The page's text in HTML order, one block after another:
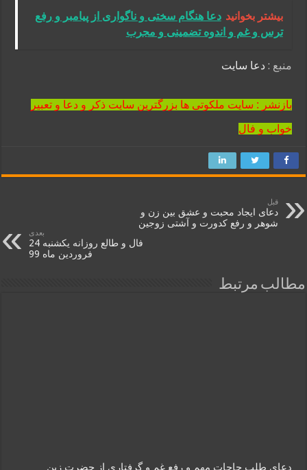
بیشتر بخوانید دعا هنگام سختی و ناگواری از پیامبر و رفع
ترس و غم و اندوه تضمینی و مجرب
منبع :دعا سایت
بازنشر : سایت ملکوتی ها بزرگترین سایت ذکر و دعا و تعبیر
خواب و فال
قبل
دعای ایجاد محبت و عشق بین زن و
شوهر و رفع کدورت و آشتی زوجین
بعدی
فال و طالع روزانه یکشنبه 24
فروردین ماه 99
مطالب مرتبط
دعای طلب حاجات مهم و رفع غم و گرفتاری از حضرت زین